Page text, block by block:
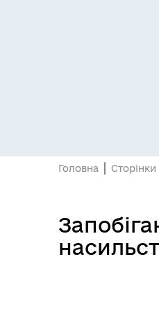
Головна Сторінки